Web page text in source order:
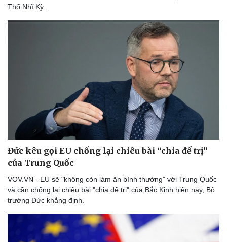
Thổ Nhĩ Kỳ.
Đức kêu gọi EU chống lại chiêu bài “chia để trị”
của Trung Quốc
VOV.VN - EU sẽ "không còn làm ăn bình thường" với Trung Quốc
và cần chống lại chiêu bài "chia để trị" của Bắc Kinh hiện nay, Bộ
trưởng Đức khẳng định.